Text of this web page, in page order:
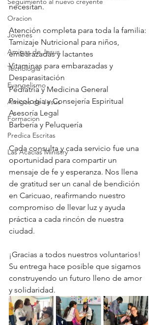
Oracion
Jovenes
Amigas de Jesus
Tecnología
Evangelismo
Amigos de Jesus
Formacion
Predica Escritas
Las Acacias Ministry
necesitan.
Atención completa para toda la familia:
Tamizaje Nutricional para niños,
embarazadas y lactantes
Vitaminas para embarazadas y
Desparasitación
Pediatría y Medicina General
Psicología y Consejería Espiritual
Asesoría Legal
Barbería y Peluquería
Cada consulta y cada servicio fue una
oportunidad para compartir un
mensaje de fe y esperanza. Nos llena
de gratitud ser un canal de bendición
en Caricuao, reafirmando nuestro
compromiso de llevar luz y ayuda
práctica a cada rincón de nuestra
ciudad.
¡Gracias a todos nuestros voluntarios!
Su entrega hace posible que sigamos
construyendo un futuro lleno de amor
y solidaridad.